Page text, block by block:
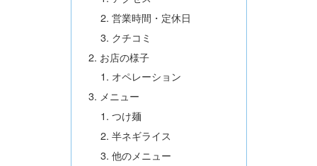
営業時間・定休日
クチコミ
お店の様子
オペレーション
メニュー
つけ麺
半ネギライス
他のメニュー